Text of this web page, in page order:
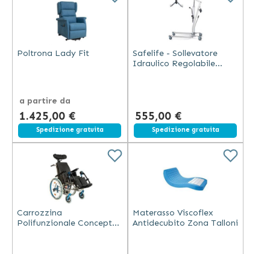
speciali e sollevatori. Infine Wimed si occupa anche della
vendita di ausili antidecubito come cuscini e ciambelle.
Poltrona Lady Fit
a partire da
1.425,00 €
Spedizione gratuita
Safelife - Sollevatore
Idraulico Regolabile
555,00 €
Spedizione gratuita
Carrozzina
Polifunzionale Concept
Materasso Viscoflex
Antidecubito Zona Talloni